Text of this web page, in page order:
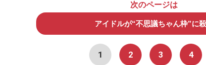
次のページは
アイドルが“不思議ちゃん枠”に
1 2 3 4